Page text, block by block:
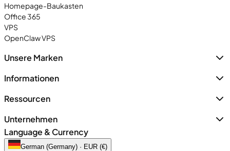
Homepage-Baukasten
Office 365
VPS
OpenClaw VPS
Unsere Marken
Informationen
Ressourcen
Unternehmen
Language & Currency
German (Germany) · EUR (€)